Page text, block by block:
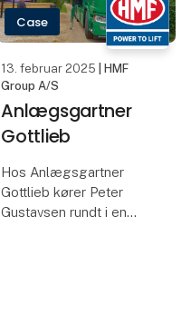
ubegrænset gåpåmod.
Med et smil på læben
og jord under neglene d
13. februar 2025
HMF styrker
tilstedeværelsen i
Aalborg med nyt